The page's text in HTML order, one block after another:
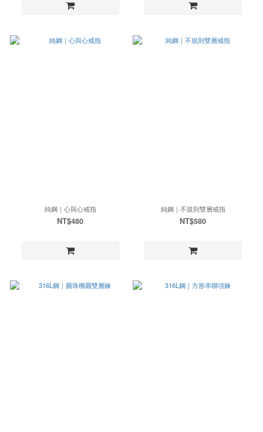
純鋼｜心與心戒指
NT$480
純鋼｜不規則雙層戒指
NT$580